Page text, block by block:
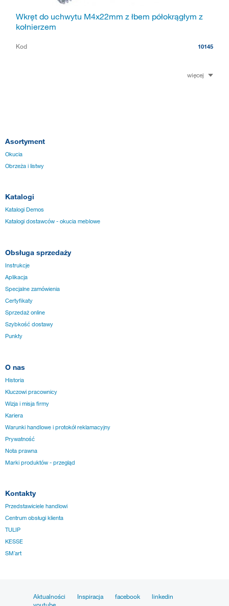
Wkręt do uchwytu M4x22mm z łbem półokrągłym z
kołnierzem
Kod 10145
więcej
Asortyment
Okucia
Obrzeża i listwy
Katalogi
Katalogi Demos
Katalogi dostawców - okucia meblowe
Obsługa sprzedaży
Instrukcje
Aplikacja
Specjalne zamówienia
Certyfikaty
Sprzedaż online
Szybkość dostawy
Punkty
O nas
Historia
Kluczowi pracownicy
Wizja i misja firmy
Kariera
Warunki handlowe i protokół reklamacyjny
Prywatność
Nota prawna
Marki produktów - przegląd
Kontakty
Przedstawiciele handlowi
Centrum obsługi klienta
TULIP
KESSE
SM´art
Aktualności Inspiracja facebook
linkedin